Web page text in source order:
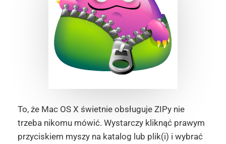
To, że Mac OS X świetnie obsługuje ZIPy nie
trzeba nikomu mówić. Wystarczy kliknąć prawym
przyciskiem myszy na katalog lub plik(i) i wybrać